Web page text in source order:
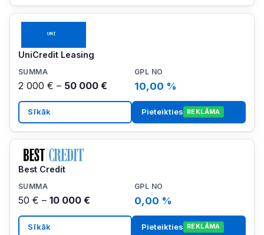
UniCredit Leasing
2 000 € – 50 000 € 10,00 %
Sīkāk Pieteikties REKLĀMA
Best Credit
50 € – 10 000 € 0,00 %
Sīkāk Pieteikties REKLĀMA